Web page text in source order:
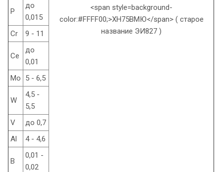
P
до
0,015
Cr
9 - 11
Ce
до
0,01
Mo
5 - 6,5
W
4,5 -
5,5
V
до 0,7
Al
4 - 4,6
B
0,01 -
0,02